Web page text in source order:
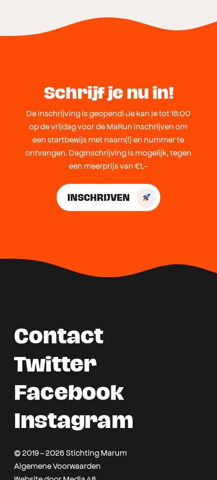
Schrijf je nu in!
De inschrijving is geopend! Je kan je tot 18:00
op de vrijdag voor de MaRun inschrijven om
een startbewijs met naam(!) en nummer te
ontvangen. Daginschrijving is mogelijk, tegen
een meerprijs van €1,-
INSCHRIJVEN
Contact
Twitter
Facebook
Instagram
© 2019 - 2026 Stichting Marum
Algemene Voorwaarden